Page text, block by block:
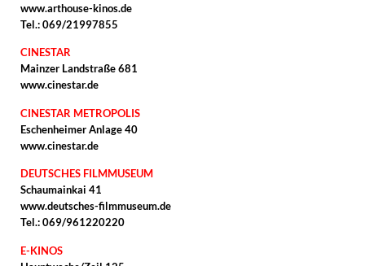
www.arthouse-kinos.de
Tel.: 069/21997855
CINESTAR
Mainzer Landstraße 681
www.cinestar.de
CINESTAR METROPOLIS
Eschenheimer Anlage 40
www.cinestar.de
DEUTSCHES FILMMUSEUM
Schaumainkai 41
www.deutsches-filmmuseum.de
Tel.: 069/961220220
E-KINOS